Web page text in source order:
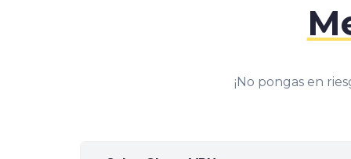
¡No pongas en
9